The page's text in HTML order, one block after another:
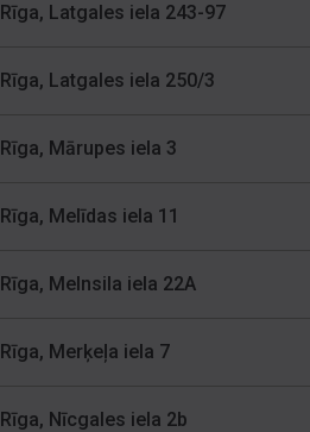
Rīga, Latgales iela 243-97
Rīga, Latgales iela 250/3
Rīga, Mārupes iela 3
Rīga, Melīdas iela 11
Rīga, Melnsila iela 22A
Rīga, Merķeļa iela 7
Rīga, Nīcgales iela 2b